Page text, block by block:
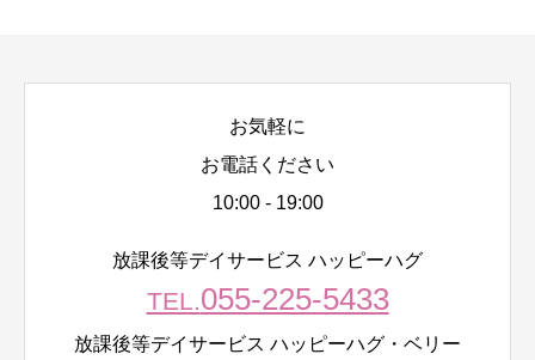
お気軽に
お電話ください
10:00 - 19:00
放課後等デイサービス ハッピーハグ
TEL.055-225-5433
放課後等デイサービス ハッピーハグ・ベリー